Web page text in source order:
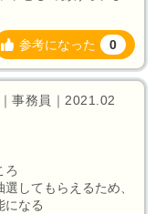
参考になった 0
事務員｜2021.02
ろ
してもらえるため、
になる